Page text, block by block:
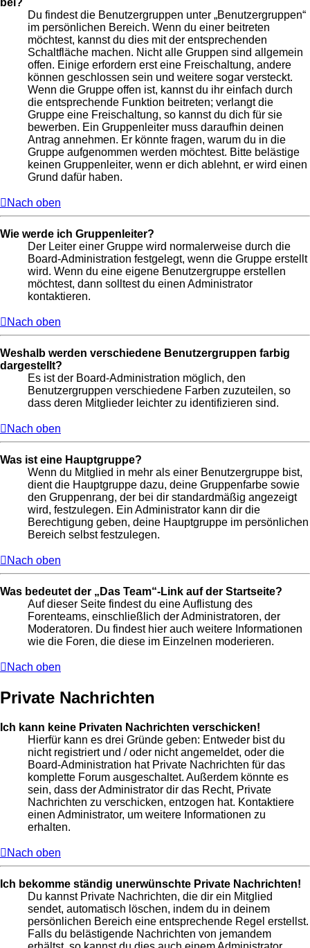
Du findest die Benutzergruppen unter „Benutzergruppen“
im persönlichen Bereich. Wenn du einer beitreten
möchtest, kannst du dies mit der entsprechenden
Schaltfläche machen. Nicht alle Gruppen sind allgemein
offen. Einige erfordern erst eine Freischaltung, andere
können geschlossen sein und weitere sogar versteckt.
Wenn die Gruppe offen ist, kannst du ihr einfach durch
die entsprechende Funktion beitreten; verlangt die
Gruppe eine Freischaltung, so kannst du dich für sie
bewerben. Ein Gruppenleiter muss daraufhin deinen
Antrag annehmen. Er könnte fragen, warum du in die
Gruppe aufgenommen werden möchtest. Bitte belästige
keinen Gruppenleiter, wenn er dich ablehnt, er wird einen
Grund dafür haben.
Nach oben
Wie werde ich Gruppenleiter?
Der Leiter einer Gruppe wird normalerweise durch die
Board-Administration festgelegt, wenn die Gruppe erstellt
wird. Wenn du eine eigene Benutzergruppe erstellen
möchtest, dann solltest du einen Administrator
kontaktieren.
Nach oben
Weshalb werden verschiedene Benutzergruppen farbig
dargestellt?
Es ist der Board-Administration möglich, den
Benutzergruppen verschiedene Farben zuzuteilen, so
dass deren Mitglieder leichter zu identifizieren sind.
Nach oben
Was ist eine Hauptgruppe?
Wenn du Mitglied in mehr als einer Benutzergruppe bist,
dient die Hauptgruppe dazu, deine Gruppenfarbe sowie
den Gruppenrang, der bei dir standardmäßig angezeigt
wird, festzulegen. Ein Administrator kann dir die
Berechtigung geben, deine Hauptgruppe im persönlichen
Bereich selbst festzulegen.
Nach oben
Was bedeutet der „Das Team“-Link auf der Startseite?
Auf dieser Seite findest du eine Auflistung des
Forenteams, einschließlich der Administratoren, der
Moderatoren. Du findest hier auch weitere Informationen
wie die Foren, die diese im Einzelnen moderieren.
Nach oben
Private Nachrichten
Ich kann keine Privaten Nachrichten verschicken!
Hierfür kann es drei Gründe geben: Entweder bist du
nicht registriert und / oder nicht angemeldet, oder die
Board-Administration hat Private Nachrichten für das
komplette Forum ausgeschaltet. Außerdem könnte es
sein, dass der Administrator dir das Recht, Private
Nachrichten zu verschicken, entzogen hat. Kontaktiere
einen Administrator, um weitere Informationen zu
erhalten.
Nach oben
Ich bekomme ständig unerwünschte Private Nachrichten!
Du kannst Private Nachrichten, die dir ein Mitglied
sendet, automatisch löschen, indem du in deinem
persönlichen Bereich eine entsprechende Regel erstellst.
Falls du belästigende Nachrichten von jemandem